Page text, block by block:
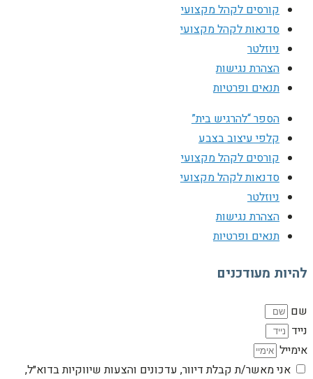
קורסים לקהל מקצועי
סדנאות לקהל מקצועי
ניוזלטר
הצהרת נגישות
תנאים ופרטיות
הספר “להרגיש בית”
קלפי עיצוב בצבע
קורסים לקהל מקצועי
סדנאות לקהל מקצועי
ניוזלטר
הצהרת נגישות
תנאים ופרטיות
להיות מעודכנים
שם
נייד
אימייל
אני מאשר/ת קבלת דיוור, עדכונים והצעות שיווקיות בדוא״ל,